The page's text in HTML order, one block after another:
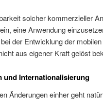
solcher kommerzieller
eine Anwendung
der Entwicklung der
aus eigener Kraft gelöst
und Internationalisierung
Änderungen einher geht